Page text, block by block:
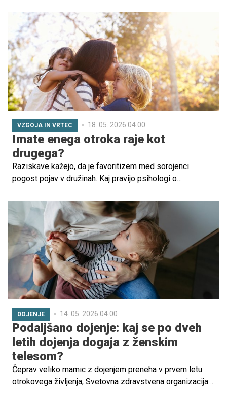
trajektne povezanosti, številnih lepih plaž s senco,
označenih kolesarskih poti in raznolikih krajev je
priljubljena izbira za družine.
VZGOJA IN VRTEC 18. 05. 2026 04.00
Imate enega otroka raje kot
drugega?
Raziskave kažejo, da je favoritizem med sorojenci
pogost pojav v družinah. Kaj pravijo psihologi o
otroke?
DOJENJE 14. 05. 2026 04.00
Podaljšano dojenje: kaj se po dveh
letih dojenja dogaja z ženskim
telesom?
Čeprav veliko mamic z dojenjem preneha v prvem letu
otrokovega življenja, Svetovna zdravstvena organizacija